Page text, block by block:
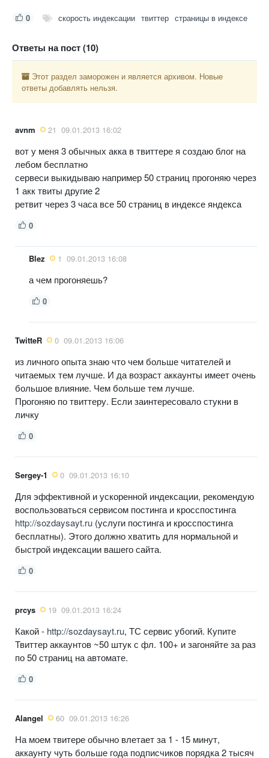
0 скорость индексации твиттер страницы в индексе
Ответы на пост (10)
Этот раздел заморожен и является архивом. Новые
ответы добавлять нельзя.
avnm 21 09.01.2013 16:02
вот у меня 3 обычных акка в твиттере я создаю блог на
лебом бесплатно
сервеси выкидываю например 50 страниц прогоняю через
1 акк твиты другие 2
ретвит через 3 часа все 50 страниц в индексе яндекса
0
Blez 1 09.01.2013 16:08
а чем прогоняешь?
0
TwitteR 0 09.01.2013 16:06
из личного опыта знаю что чем больше читателей и
читаемых тем лучше. И да возраст аккаунты имеет очень
большое влияние. Чем больше тем лучше.
Прогоняю по твиттеру. Если заинтересовало стукни в
личку
0
Sergey-1 0 09.01.2013 16:10
Для эффективной и ускоренной индексации, рекомендую
воспользоваться сервисом постинга и кросспостинга
http://sozdaysayt.ru (услуги постинга и кросспостинга
бесплатны). Этого должно хватить для нормальной и
быстрой индексации вашего сайта.
0
prcys 19 09.01.2013 16:24
Какой - http://sozdaysayt.ru, ТС сервис убогий. Купите
Твиттер аккаунтов ~50 штук с фл. 100+ и загоняйте за раз
по 50 страниц на автомате.
0
Alangel 60 09.01.2013 16:26
На моем твитере обычно влетает за 1 - 15 минут,
аккаунту чуть больше года подписчиков порядка 2 тысяч